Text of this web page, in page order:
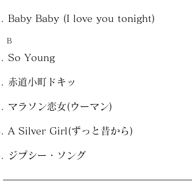
Baby Baby (I love you tonight)
B
So Young
赤道小町ドキッ
マラソン恋女(ウーマン)
A Silver Girl(ずっと昔から)
ジプシー・ソング